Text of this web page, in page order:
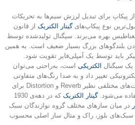
پیکاپ برای تبدیل لرزش سیم‌ها به تحریکات
نوع پیکاپ‌هایگیتار الکتریک از قانون
بهره می‌برند. سیگنال تولیدشده توسط
بلندگوهای بزرگ بسیار ضعیف است. به همین
باید توسط یک آمپلی‌فایر تقویت شود.
یک سیگنال الکتریکی است، به‌راحتی می‌توان
تغییر داد و به صدا رنگ‌های متفاوتی
بخشید. به طور معمول از افکت‌های مختلفی نظیر Reverb و Distortion برای
می‌شود.گیتار الکتریک
که در دهه‌ی 1930
در میان سازهای مختلف گروه نوازندگان سبک
سبک‌های بلوز، راک و متال ساز اصلی محسوب